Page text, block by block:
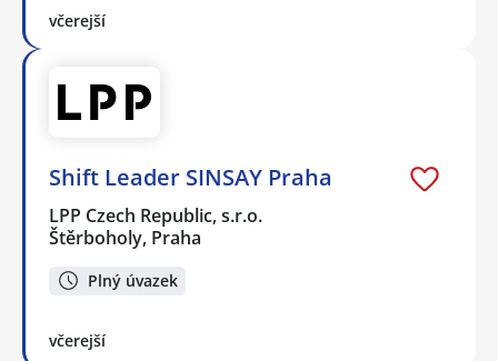
včerejší
Shift Leader SINSAY Praha
LPP Czech Republic, s.r.o.
Štěrboholy, Praha
Plný úvazek
včerejší